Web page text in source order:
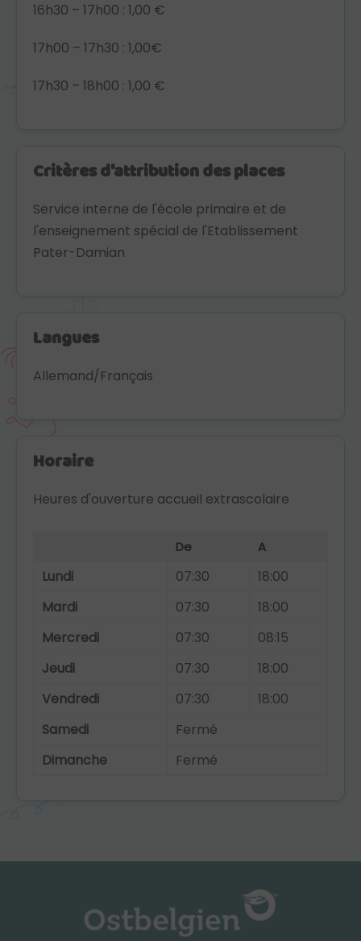
16h30 – 17h00 : 1,00 €
17h00 – 17h30 : 1,00€
17h30 – 18h00 : 1,00 €
Critères d'attribution des places
Service interne de l'école primaire et de
l'enseignement spécial de l'Etablissement
Pater-Damian
Langues
Allemand/Français
Horaire
Heures d'ouverture accueil extrascolaire
De A
Lundi 07:30
18:00
Mardi
07:30
18:00
Mercredi
07:30
08:15
Jeudi
07:30
18:00
Vendredi
07:30
18:00
Samedi
Fermé
Dimanche
Fermé